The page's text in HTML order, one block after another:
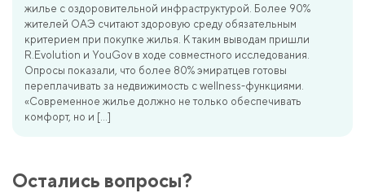
жилье с оздоровительной инфраструктурой. Более 90%
жителей ОАЭ считают здоровую среду обязательным
критерием при покупке жилья. К таким выводам пришли
R.Evolution и YouGov в ходе совместного исследования.
Опросы показали, что более 80% эмиратцев готовы
переплачивать за недвижимость с wellness-функциями.
«Современное жилье должно не только обеспечивать
комфорт, но и […]
Остались вопросы?